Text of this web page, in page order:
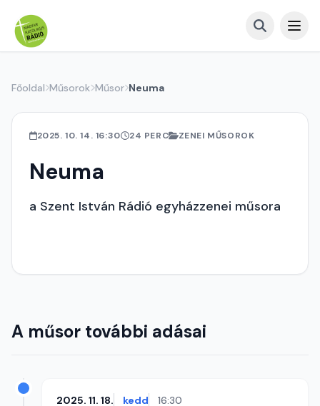
Főoldal Műsorok Műsor Neuma
2025. 10. 14. 16:30 24 PERC ZENEI MŰSOROK
Neuma
a Szent István Rádió egyházzenei műsora
A műsor további adásai
2025. 11. 18. kedd 16:30